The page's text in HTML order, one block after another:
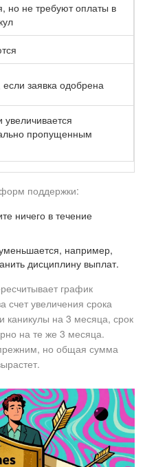
но не требуют оплаты в
если заявка одобрена
увеличивается
пропущенным
поддержки:
ничего в течение
например,
дисциплину выплат.
график
счет увеличения срока
каникулы на 3 месяца, срок
на те же 3 месяца.
но общая сумма